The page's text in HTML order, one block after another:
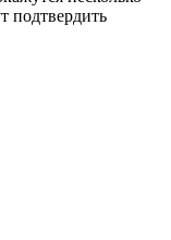
подтвердить